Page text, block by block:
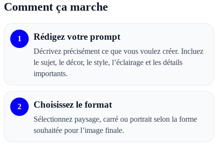
Comment ça marche
1 Rédigez votre prompt
Décrivez précisément ce que vous voulez créer. Incluez
le sujet, le décor, le style, l’éclairage et les détails
importants.
2 Choisissez le format
Sélectionnez paysage, carré ou portrait selon la forme
souhaitée pour l’image finale.